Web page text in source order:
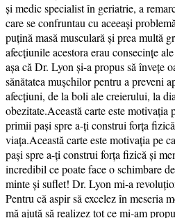
și medic specialist în geriatrie, a
care se confruntau cu aceeași
puțină masă musculară și prea multă
afecțiunile acestora erau consecințe
așa că Dr. Lyon și-a propus să învețe
sănătatea mușchilor pentru a preveni
afecțiuni, de la boli ale creierului, la
obezitate.Această carte este motivația
primii pași spre a-ți construi forța
viața.Această carte este motivația pe
pași spre a-ți construi forța fizică și
incredibil ce poate face o schimbare
minte și suflet! Dr. Lyon mi-a
Pentru că aspir să excelez în meseria
mă ajută să realizez tot ce mi-am